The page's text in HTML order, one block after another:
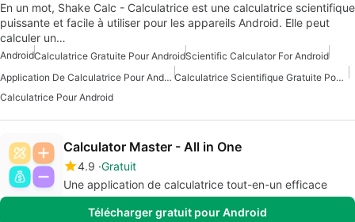
En un mot, Shake Calc - Calculatrice est une calculatrice scientifique
puissante et facile à utiliser pour les appareils Android. Elle peut
calculer un…
AndroidCalculatrice Gratuite Pour AndroidScientific Calculator For Android
Application De Calculatrice Pour Android
Calculatrice Scientifique Gratuite Pour Android
Calculatrice Pour Android
Calculator Master - All in One
4.9 Gratuit
Une application de calculatrice tout-en-un efficace
Télécharger gratuit pour Android